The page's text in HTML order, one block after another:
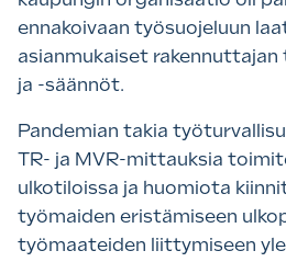
ennakoivaan työsuojeluun
asianmukaiset
ja -säännöt.
Pandemian takia
TR- ja MVR-mittauksia
ulkotiloissa ja huomiota
työmaiden eristämiseen
työmaateiden liittymiseen